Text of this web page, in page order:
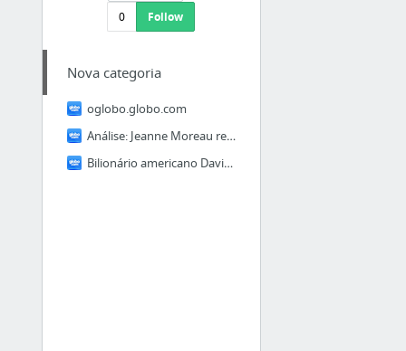
0
Follow
Nova categoria
oglobo.globo.com
Análise: Jeanne Moreau redefiniu os padrões de beleza de sua época
Bilionário americano David Rockefeller morre aos 101 anos